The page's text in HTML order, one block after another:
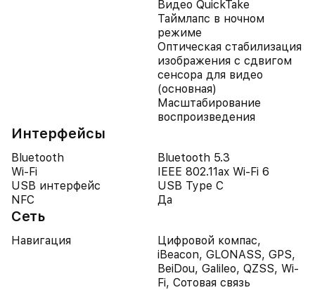
Видео QuickTake
Таймлапс в ночном
режиме
Оптическая стабилизация
изображения с сдвигом
сенсора для видео
(основная)
Масштабирование
воспроизведения
Интерфейсы
Bluetooth
Bluetooth 5.3
Wi-Fi
IEEE 802.11ax Wi-Fi 6
USB интерфейс
USB Type C
NFC
Да
Сеть
Навигация
Цифровой компас,
iBeacon, GLONASS, GPS,
BeiDou, Galileo, QZSS, Wi-
Fi, Сотовая связь